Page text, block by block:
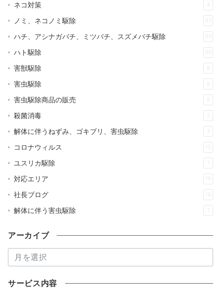
ネコ対策 4
ノミ、ネコノミ駆除 62
ハチ、アシナガバチ、ミツバチ、スズメバチ駆除 33
ハト駆除 30
害獣駆除 8
害虫駆除 9
害虫駆除商品の販売 9
殺菌消毒 2
解体に伴うねずみ、ゴキブリ、害虫駆除 3
コロナウィルス 13
ユスリカ駆除
対応エリア 19
社長ブログ 16
解体に伴う害虫駆除
アーカイブ
ー
カ
イ
サービス内容